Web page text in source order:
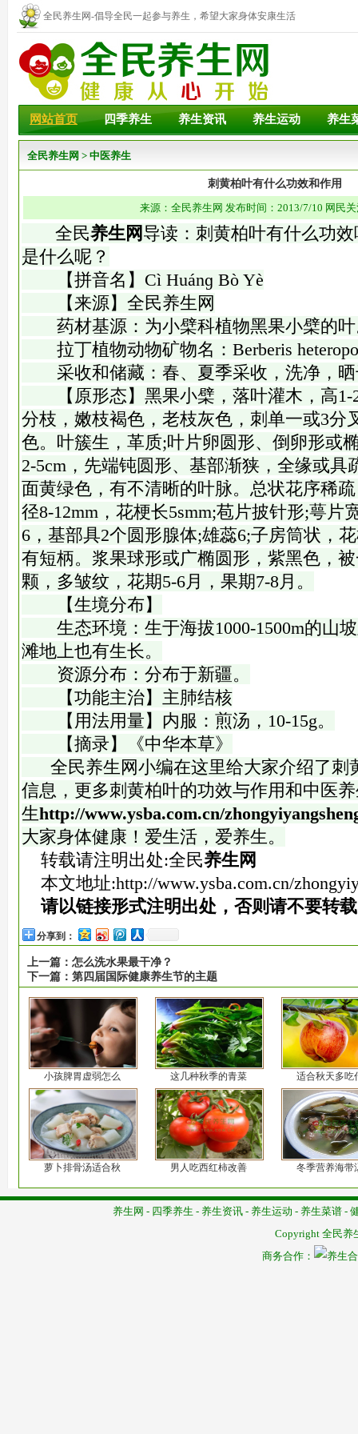
全民养生网-倡导全民一起参与养生，希望大家身体安康生活
幸福！
网站首页 四季养生 养生资讯 养生运动 养生
全民养生网 > 中医养生
刺黄柏叶有什么功效和作用
来源：全民养生网 发布时间：2013/7/10 网民
全民养生网 导读：刺黄柏叶有什么功
是什么呢？
【拼音名】Cì Huánɡ Bò Yè
【来源】全民养生网
药材基源：为小檗科植物黑果小檗的叶
拉丁植物动物矿物名：Berberis
采收和储藏：春、夏季采收，洗净，晒
【原形态】黑果小檗，落叶灌木，高1-
分枝，嫩枝褐色，老枝灰色，刺单一或3分
色。叶簇生，革质;叶片卵圆形、倒卵形或
2-5cm，先端钝圆形、基部渐狭，全缘或具
面黄绿色，有不清晰的叶脉。总状花序稀
径8-12mm，花梗长5smm;苞片披针形;萼片
6，基部具2个圆形腺体;雄蕊6;子房筒状，
有短柄。浆果球形或广椭圆形，紫黑色，
颗，多皱纹，花期5-6月，果期7-8月。
【生境分布】
生态环境：生于海拔1000-1500m的山
滩地上也有生长。
资源分布：分布于新疆。
【功能主治】主肺结核
【用法用量】内服：煎汤，10-15g。
【摘录】《中华本草》
全民养生网小编在这里给大家介绍了刺
信息，更多刺黄柏叶的功效与作用和中医
生http://www.ysba.com.cn/
大家身体健康！爱生活，爱养生。
转载请注明出处:全民养生网
本文地址:http://www.ysba.com.cn/
请以链接形式注明出处，否则请不要转
分享到：
上一篇： 怎么洗水果最干净？
下一篇： 第四届国际健康养生节的主题
小孩脾胃虚弱怎么 这几种秋季的青菜 适合秋天多吃
萝卜排骨汤适合秋 男人吃西红柿改善 冬季营养海带
养生网 - 四季养生 - 养生资讯 - 养生运动 - 养生菜谱 -
Copyright 全民养
商务合作：